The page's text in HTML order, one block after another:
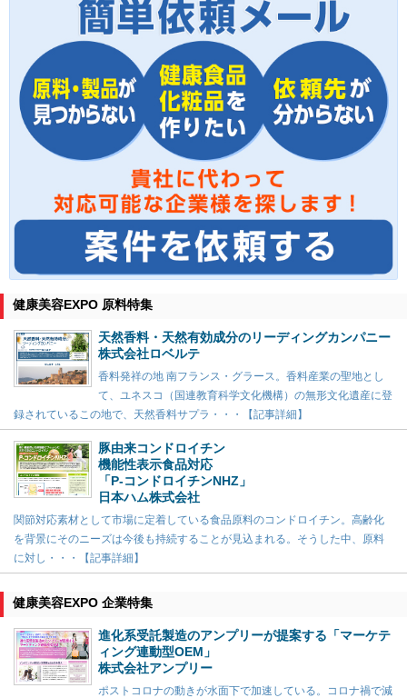
健康美容EXPO 原料特集
天然香料・天然有効成分のリーディングカンパニー
株式会社ロベルテ
香料発祥の地 南フランス・グラース。香料産業の聖地とし
て、ユネスコ（国連教育科学文化機構）の無形文化遺産に登
録されているこの地で、天然香料サプラ・・・【記事詳細】
豚由来コンドロイチン
機能性表示食品対応
「P-コンドロイチンNHZ」
日本ハム株式会社
関節対応素材として市場に定着している食品原料のコンドロイチン。高齢化
を背景にそのニーズは今後も持続することが見込まれる。そうした中、原料
に対し・・・【記事詳細】
健康美容EXPO 企業特集
進化系受託製造のアンプリーが提案する「マーケテ
ィング連動型OEM」
株式会社アンプリー
ポストコロナの動きが水面下で加速している。コロナ禍で減